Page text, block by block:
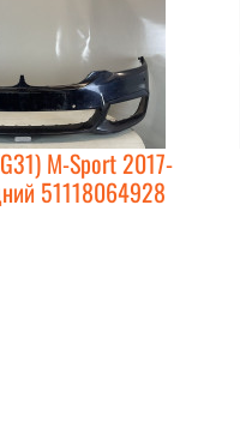
M-Sport 2017-
51118064928